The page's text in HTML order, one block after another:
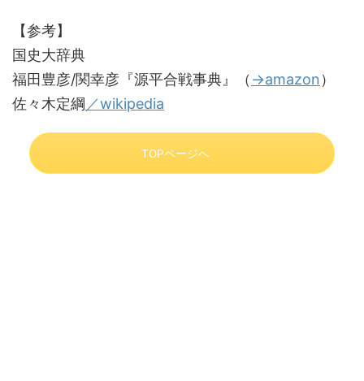
【参考】
国史大辞典
福田豊彦/関幸彦『源平合戦事典』（ →amazon）
佐々木定綱 ／wikipedia
TOPページへ